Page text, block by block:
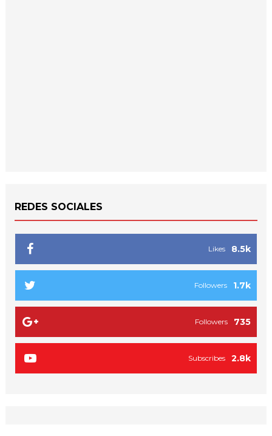
REDES SOCIALES
8.5k
Likes
1.7k
Followers
735
Followers
2.8k
Subscribes